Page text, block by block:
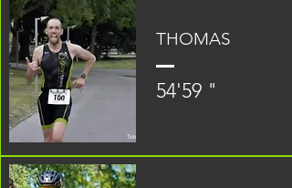
THOMAS
54'59 "